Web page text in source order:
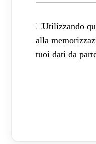
Utilizzando
alla
tuoi dati da